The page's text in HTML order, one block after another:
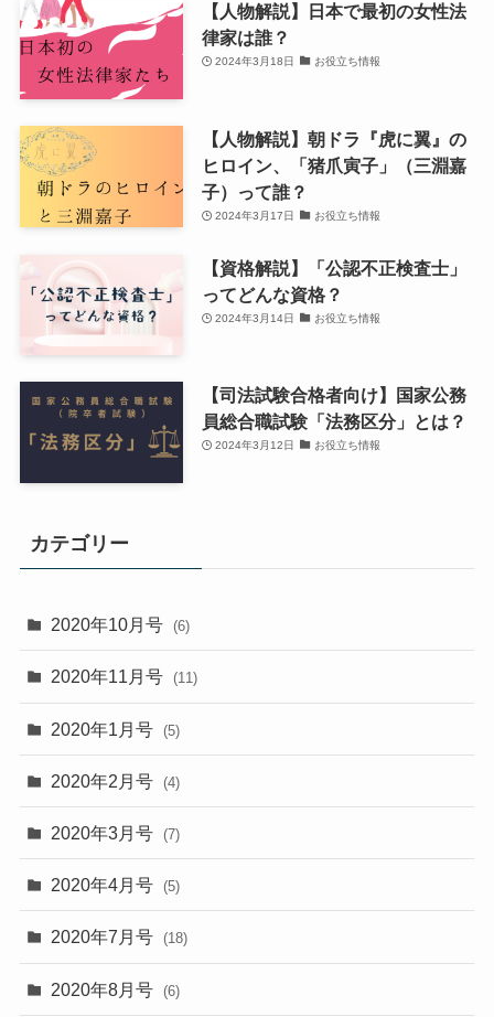
【人物解説】日本で最初の女性法
律家は誰？
2024年3月18日 お役立ち情報
【人物解説】朝ドラ『虎に翼』の
ヒロイン、「猪爪寅子」（三淵嘉
子）って誰？
2024年3月17日 お役立ち情報
【資格解説】「公認不正検査士」
ってどんな資格？
2024年3月14日 お役立ち情報
【司法試験合格者向け】国家公務
員総合職試験「法務区分」とは？
2024年3月12日 お役立ち情報
カテゴリー
2020年10月号 (6)
2020年11月号 (11)
2020年1月号 (5)
2020年2月号 (4)
2020年3月号 (7)
2020年4月号 (5)
2020年7月号 (18)
2020年8月号 (6)